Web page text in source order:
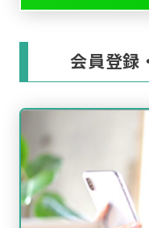
会員登録